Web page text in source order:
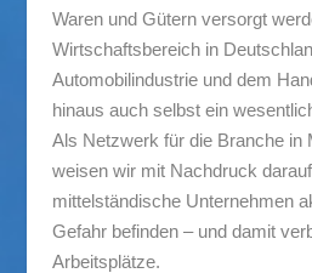
Waren und Gütern versorgt
Wirtschaftsbereich in
Automobilindustrie und dem
hinaus auch selbst ein
Als Netzwerk für die Branche in
weisen wir mit Nachdruck
mittelständische Unternehmen
Gefahr befinden – und damit
Arbeitsplätze.